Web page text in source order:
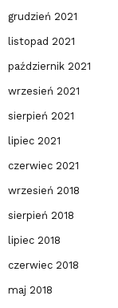
grudzień 2021
listopad 2021
październik 2021
wrzesień 2021
sierpień 2021
lipiec 2021
czerwiec 2021
wrzesień 2018
sierpień 2018
lipiec 2018
czerwiec 2018
maj 2018